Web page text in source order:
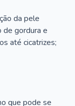
da pele
de gordura e
até cicatrizes;
que pode se